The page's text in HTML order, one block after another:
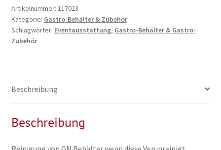
Artikelnummer: 117023
Kategorie: Gastro-Behälter & Zubehör
Schlagwörter: Eventausstattung, Gastro-Behälter & Gastro-
Zubehör
Beschreibung
Beschreibung